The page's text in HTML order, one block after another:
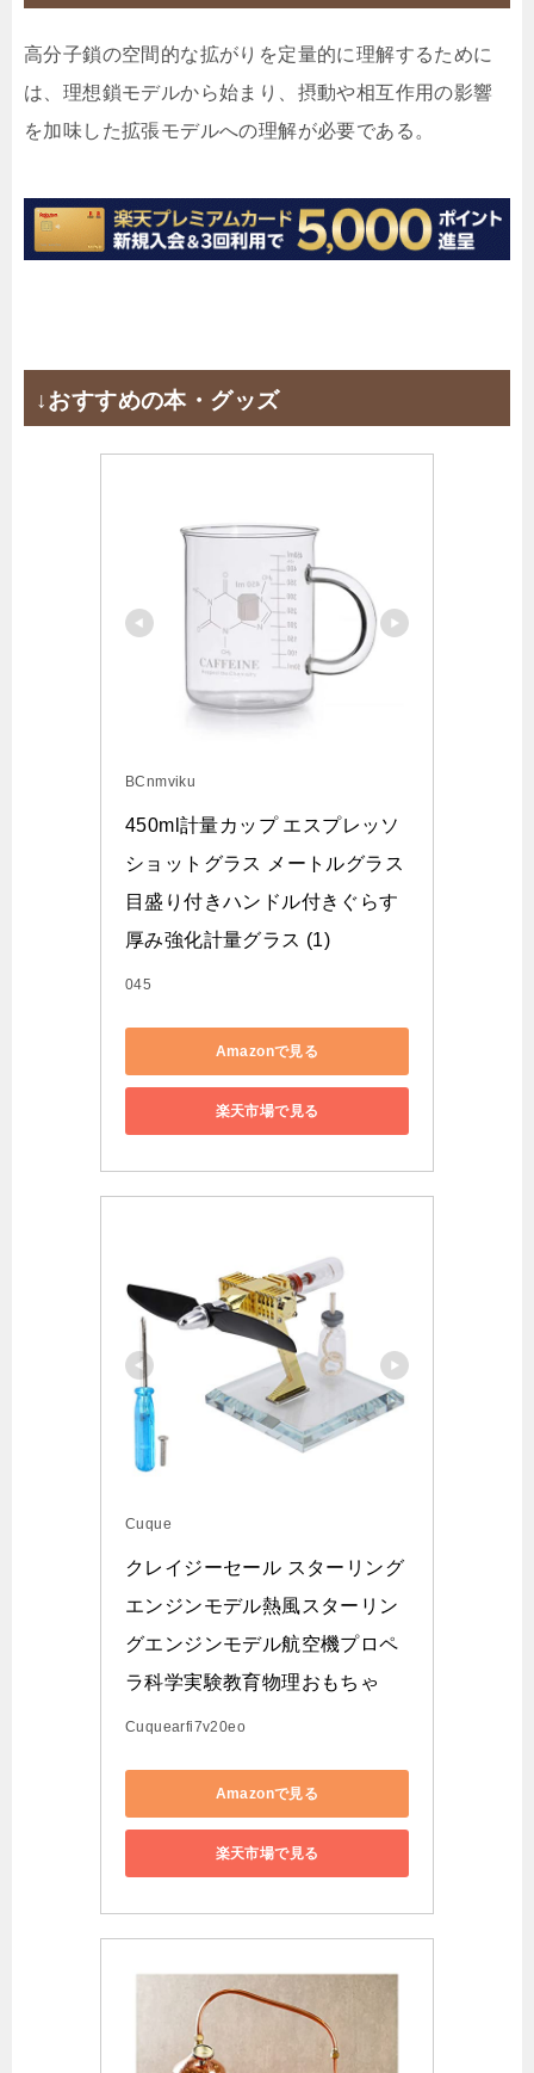
高分子鎖の空間的な拡がりを定量的に理解するために
は、理想鎖モデルから始まり、摂動や相互作用の影響
を加味した拡張モデルへの理解が必要である。
↓おすすめの本・グッズ
BCnmviku
450ml計量カップ エスプレッソ
ショットグラス メートルグラス
目盛り付きハンドル付きぐらす
厚み強化計量グラス (1)
045
Amazonで見る
楽天市場で見る
Cuque
クレイジーセール スターリング
エンジンモデル熱風スターリン
グエンジンモデル航空機プロペ
ラ科学実験教育物理おもちゃ
Cuquearfi7v20eo
Amazonで見る
楽天市場で見る